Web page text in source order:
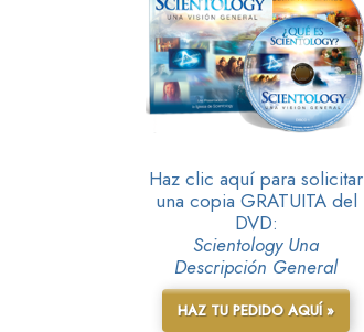
Haz clic aquí para solicitar
una copia GRATUITA del
DVD:
Scientology Una
Descripción General
HAZ TU PEDIDO AQUÍ »